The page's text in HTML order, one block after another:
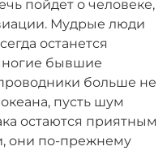
пойдет о человеке,
Мудрые люди
останется
бывшие
больше не
пусть шум
остаются приятным
они по-прежнему